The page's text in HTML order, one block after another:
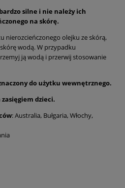
silne i nie należy ich
na skórę.
nierozcieńczonego olejku ze skórą,
wodą. W przypadku
ją wodą i przerwij stosowanie
do użytku wewnętrznego.
dzieci.
: Australia, Bułgaria, Włochy,